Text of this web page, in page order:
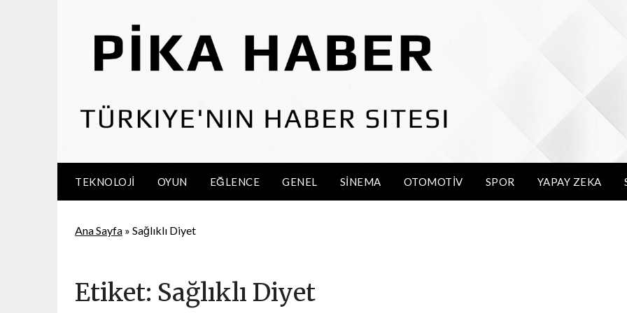
TEKNOLOJI OYUN EĞLENCE GENEL SINEMA OTOMOTIV SPOR YAPAY ZEKA
Ana Sayfa » Sağlıklı Diyet
Etiket: Sağlıklı Diyet